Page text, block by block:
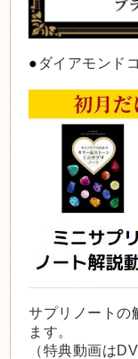
● ダイアモンド
サプリノートの
ます。
（特典動画は